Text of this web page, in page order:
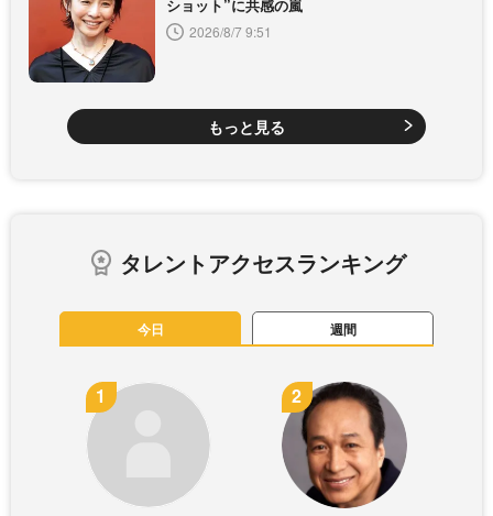
ショット”に共感の嵐
2026/8/7 9:51
もっと見る
タレントアクセスランキング
今日 週間